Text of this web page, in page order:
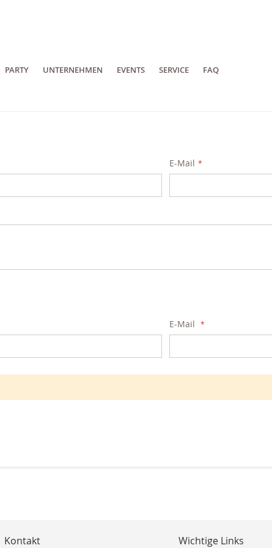
PARTY UNTERNEHMEN EVENTS SERVICE FAQ
E-Mail
E-Mail
Kontakt Wichtige Links